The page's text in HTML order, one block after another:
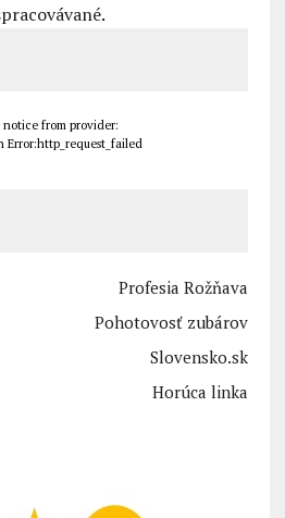
.
notice from provider:
Error:http_request_failed
Profesia Rožňava
Pohotovosť zubárov
Slovensko.sk
Horúca linka